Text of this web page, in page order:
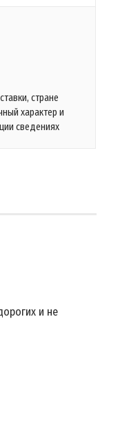
стране
характер и
сведениях
и не